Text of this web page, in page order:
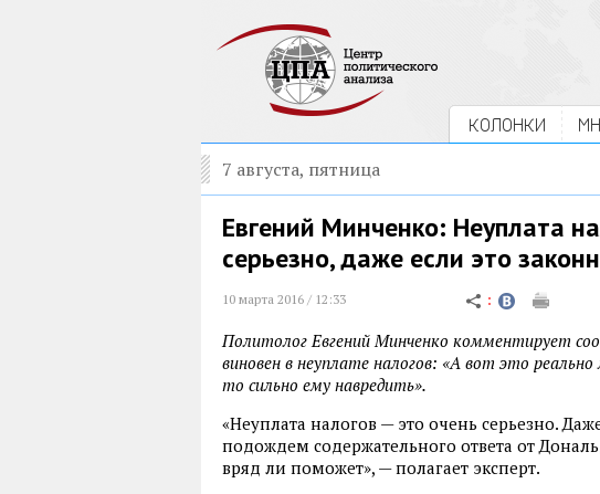
КОЛОНКИ
7 августа, пятница
Евгений Минченко: Неуплата
серьезно, даже если это
10 марта 2016 / 12:33
Политолог Евгений Минченко комментирует
виновен в неуплате налогов: «А вот это
то сильно ему навредить».
«Неуплата налогов — это очень серьезно.
подождем содержательного ответа от
вряд ли поможет», — полагает эксперт.